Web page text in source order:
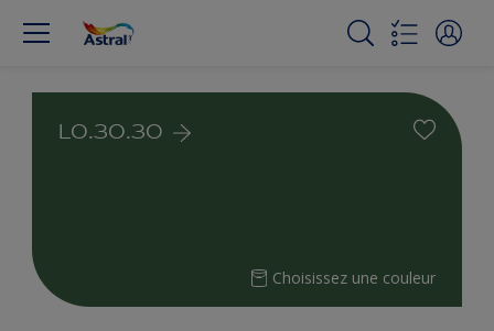
L0.30.30
Choisissez une couleur